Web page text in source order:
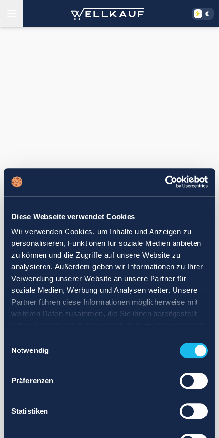
Diese Webseite verwendet Cookies
Wir verwenden Cookies, um Inhalte und Anzeigen zu
personalisieren, Funktionen für soziale Medien anbieten
zu können und die Zugriffe auf unsere Website zu
analysieren. Außerdem geben wir Informationen zu Ihrer
Verwendung unserer Website an unsere Partner für
soziale Medien, Werbung und Analysen weiter. Unsere
Partner führen diese Informationen möglicherweise mit
weiteren Daten zusammen, die Sie ihnen bereitgestellt
Notwendig
Präferenzen
Statistiken